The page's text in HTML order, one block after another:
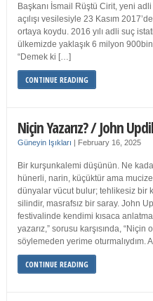
Başkanı İsmail Rüştü Cirit, yeni adli
açılışı vesilesiyle 23 Kasım
ortaya koydu. 2016 yılı adli suç
ülkemizde yaklaşık 6 milyon
“Demek ki […]
CONTINUE READING
Niçin Yazarız? / John
Güneyin Işıkları | February 16, 2025
Bir kurşunkalemi düşünün. Ne
hünerli, narin, küçüktür ama
dünyalar vücut bulur; tehlikesiz bir
silindir, masrafsız bir saray. John
festivalinde kendimi kısaca
yazarız,” sorusu karşısında,
söylemeden yerime oturmalıydım.
CONTINUE READING